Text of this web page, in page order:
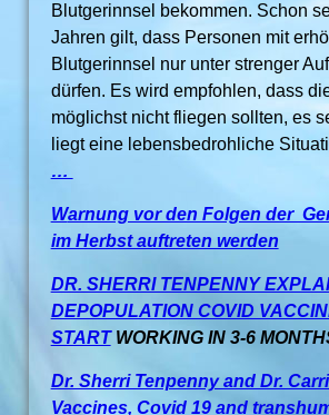
Blutgerinnsel bekommen. Schon
Jahren gilt, dass Personen mit
Blutgerinnsel nur unter strenger
dürfen. Es wird empfohlen, dass
möglichst nicht fliegen sollten, es
liegt eine lebensbedrohliche
…
Warnung vor den Folgen der
im Herbst auftreten werden
DR. SHERRI TENPENNY
DEPOPULATION COVID
STARTWORKING IN 3-6
Dr. Sherri Tenpenny and Dr.
Vaccines, Covid 19 and